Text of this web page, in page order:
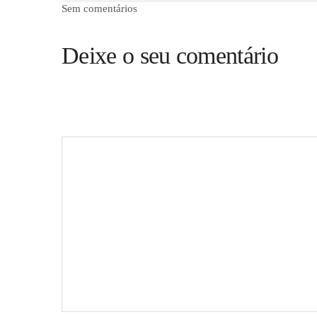
Sem comentários
Deixe o seu comentário